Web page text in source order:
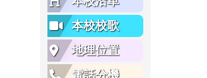
本校校歌
地理位置
電話分機